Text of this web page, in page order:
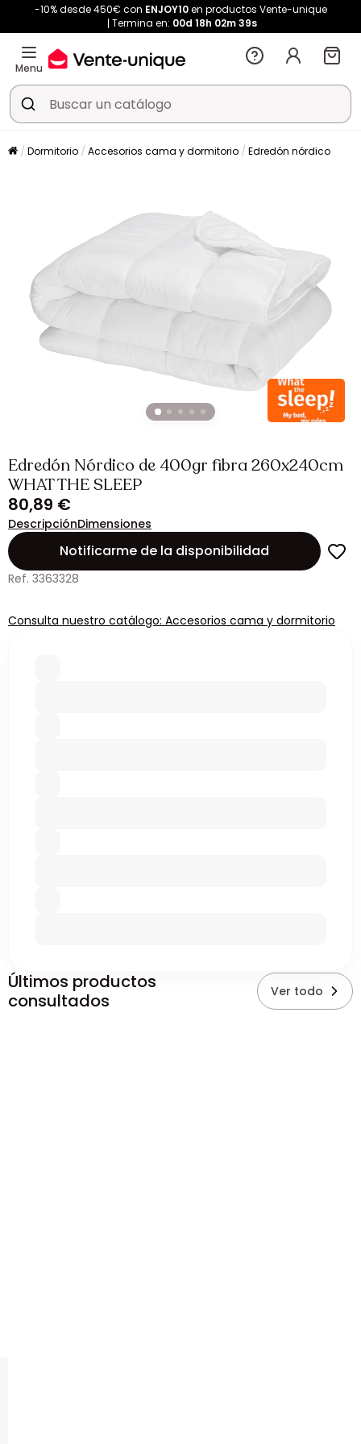
-10% desde 450€ con ENJOY10en productos Vente-unique
Termina en: 00d 18h 02m 38s
Menu
Dormitorio Accesorios cama y dormitorio Edredón nórdico
Edredón Nórdico de 400gr fibra 260x240cm
WHAT THE SLEEP
80,89 €
DescripciónDimensiones
Notificarme de la disponibilidad
Ref. 3363328
Consulta nuestro catálogo: Accesorios cama y dormitorio
Últimos productos
consultados
Ver todo